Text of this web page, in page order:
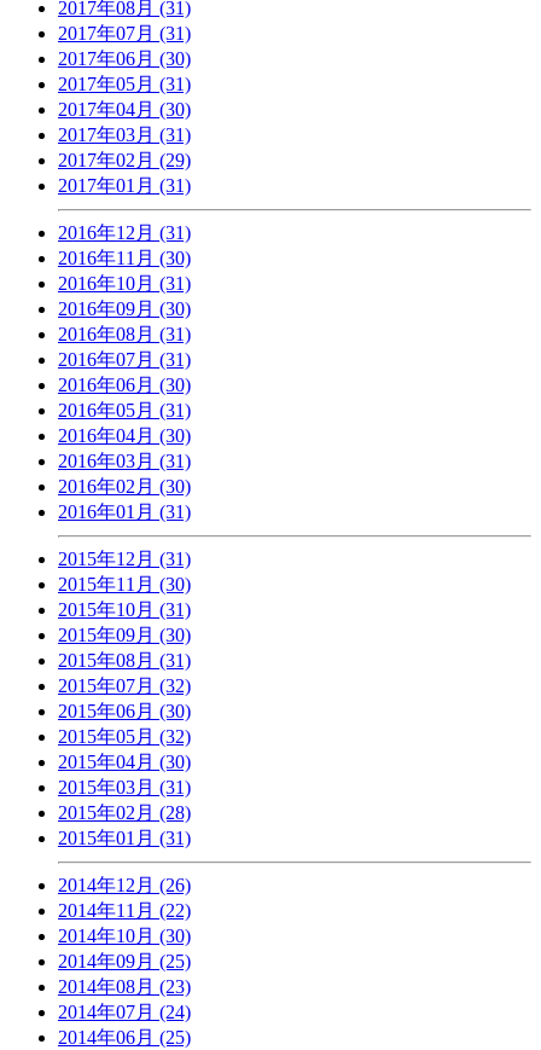
2017年08月 (31)
2017年07月 (31)
2017年06月 (30)
2017年05月 (31)
2017年04月 (30)
2017年03月 (31)
2017年02月 (29)
2017年01月 (31)
2016年12月 (31)
2016年11月 (30)
2016年10月 (31)
2016年09月 (30)
2016年08月 (31)
2016年07月 (31)
2016年06月 (30)
2016年05月 (31)
2016年04月 (30)
2016年03月 (31)
2016年02月 (30)
2016年01月 (31)
2015年12月 (31)
2015年11月 (30)
2015年10月 (31)
2015年09月 (30)
2015年08月 (31)
2015年07月 (32)
2015年06月 (30)
2015年05月 (32)
2015年04月 (30)
2015年03月 (31)
2015年02月 (28)
2015年01月 (31)
2014年12月 (26)
2014年11月 (22)
2014年10月 (30)
2014年09月 (25)
2014年08月 (23)
2014年07月 (24)
2014年06月 (25)